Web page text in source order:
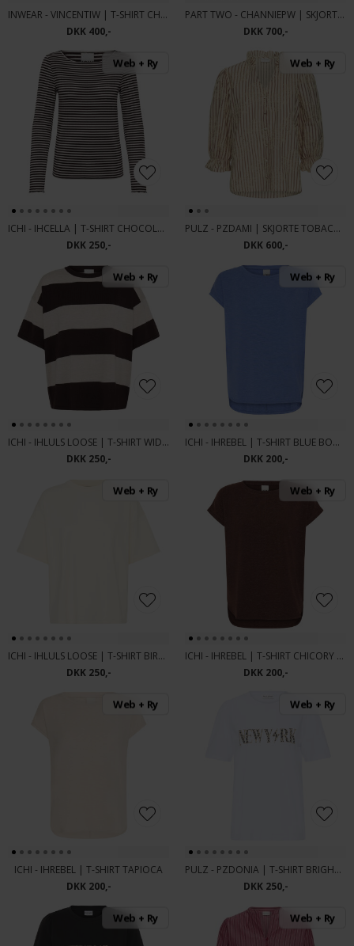
INWEAR - VINCENTIW | T-SHIRT CHOCOLATE BRO
DKK 400,-
PART TWO - CHANNIEPW | SKJORTE OATMEAL FEATH
DKK 700,-
Web + Ry
ICHI - IHCELLA | T-SHIRT CHOCOLATE
DKK 250,-
Web + Ry
PULZ - PZDAMI | SKJORTE TOBACCO
DKK 600,-
Web + Ry
ICHI - IHLULS LOOSE | T-SHIRT WIDE STRIPE
DKK 250,-
Web + Ry
ICHI - IHREBEL | T-SHIRT BLUE BONNET
DKK 200,-
Web + Ry
ICHI - IHLULS LOOSE | T-SHIRT BIRCH
DKK 250,-
Web + Ry
ICHI - IHREBEL | T-SHIRT CHICORY COFFE
DKK 200,-
Web + Ry
ICHI - IHREBEL | T-SHIRT TAPIOCA
DKK 200,-
Web + Ry
PULZ - PZDONIA | T-SHIRT BRIGHT WHITE
DKK 250,-
Web + Ry Web + Ry